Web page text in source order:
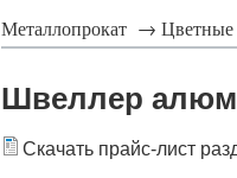
Металлопрокат →
Швеллер
Скачать прайс-лист